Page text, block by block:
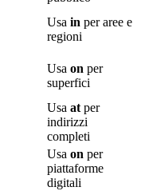
Usa in per aree e
regioni
Usa on per
superfici
Usa at per
indirizzi
completi
Usa on per
piattaforme
digitali